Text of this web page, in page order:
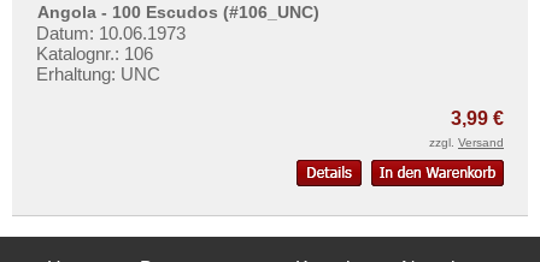
Angola - 100 Escudos (#106_UNC)
Datum: 10.06.1973
Katalognr.: 106
Erhaltung: UNC
3,99 €
zzgl. Versand